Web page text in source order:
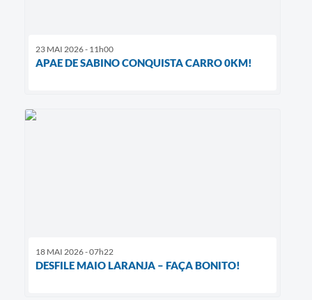
23 MAI 2026 - 11h00
APAE DE SABINO CONQUISTA CARRO 0KM!
18 MAI 2026 - 07h22
DESFILE MAIO LARANJA – FAÇA BONITO!